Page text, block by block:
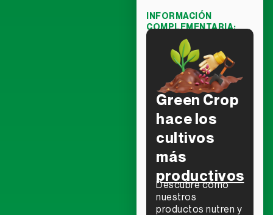
INFORMACIÓN
COMPLEMENTARIA:
Green Crop
hace los
cultivos
más
productivos
Descubre cómo
nuestros
productos nutren y